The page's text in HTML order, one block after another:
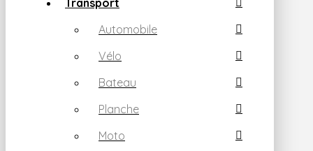
Automobile
Vélo
Bateau
Planche
Moto